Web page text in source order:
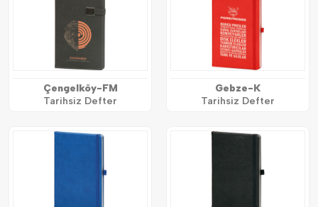
Çengelköy-FM
Tarihsiz Defter
Gebze-K
Tarihsiz Defter